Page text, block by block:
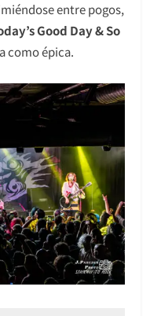
entre pogos,
Good Day & So
como épica.